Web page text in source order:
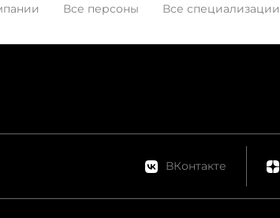
Все персоны Все специализации
ВКонтакте